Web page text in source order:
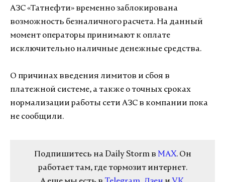
АЗС «Татнефти» временно заблокирована
возможность безналичного расчета. На данный
момент операторы принимают к оплате
исключительно наличные денежные средства.
О причинах введения лимитов и сбоя в
платежной системе, а также о точных сроках
нормализации работы сети АЗС в компании пока
не сообщили.
Подпишитесь на Daily Storm в MAX. Он
работает там, где тормозит интернет.